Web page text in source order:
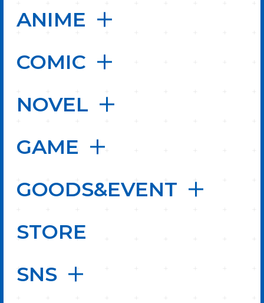
ANIME
COMIC
NOVEL
GAME
GOODS&EVENT
STORE
SNS